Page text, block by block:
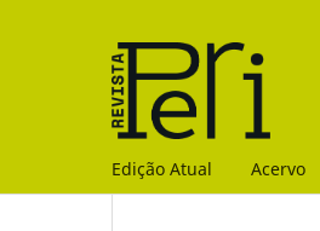
Edição Atual Acervo